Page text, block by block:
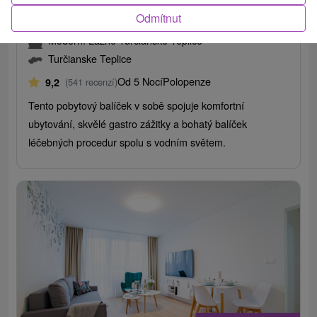
Lázeňská dovolená: Zdraví a pohoda pro celou
rodinu, léčivý relax a vodní zábava v lázních
Moderní Lázně Turčianské Teplice
Turčianske Teplice
9,2 (541 recenzí)Od 5 NocíPolopenze
Tento pobytový balíček v sobě spojuje komfortní
ubytování, skvělé gastro zážitky a bohatý balíček
léčebných procedur spolu s vodním světem.
Odmítnut